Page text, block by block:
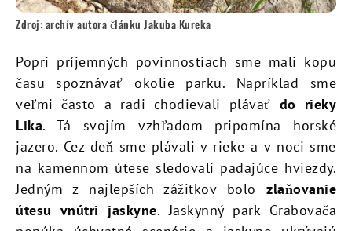
Zdroj: archív autora článku Jakuba Kureka
Popri príjemných povinnostiach sme mali kopu
času spoznávať okolie parku. Napríklad sme
veľmi často a radi chodievali plávať do rieky
Lika. Tá svojím vzhľadom pripomína horské
jazero. Cez deň sme plávali v rieke a v noci sme
na kamennom útese sledovali padajúce hviezdy.
Jedným z najlepších zážitkov bolo zlaňovanie
útesu vnútri jaskyne. Jaskynný park Grabovača